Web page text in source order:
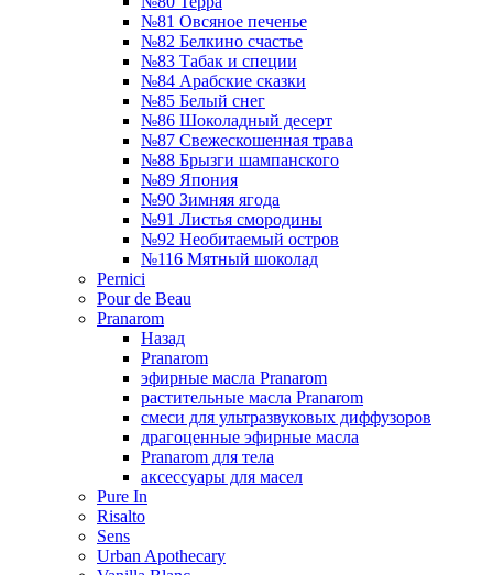
№81 Овсяное печенье
№82 Белкино счастье
№83 Табак и специи
№84 Арабские сказки
№85 Белый снег
№86 Шоколадный десерт
№87 Свежескошенная трава
№88 Брызги шампанского
№89 Япония
№90 Зимняя ягода
№91 Листья смородины
№92 Необитаемый остров
№116 Мятный шоколад
Pernici
Pour de Beau
Pranarom
Назад
Pranarom
эфирные масла Pranarom
растительные масла Pranarom
смеси для ультразвуковых диффузоров
драгоценные эфирные масла
Pranarom для тела
аксессуары для масел
Pure In
Risalto
Sens
Urban Apothecary